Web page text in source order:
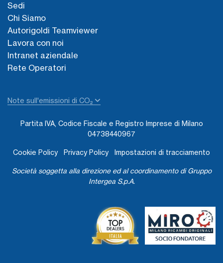
Sedi
Chi Siamo
Autorigoldi Teamviewer
Lavora con noi
Intranet aziendale
Rete Operatori
Note sull'emissioni di CO₂
Partita IVA, Codice Fiscale e Registro Imprese di Milano
04738440967
Cookie Policy Privacy Policy Impostazioni di tracciamento
Società soggetta alla direzione ed al coordinamento di Gruppo
Intergea S.p.A.